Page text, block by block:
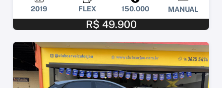
2019 FLEX 150.000 MANUAL
R$ 49.900